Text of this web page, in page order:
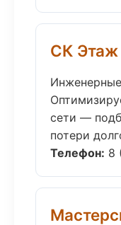
СК
сети —
потери
Телефон: 8